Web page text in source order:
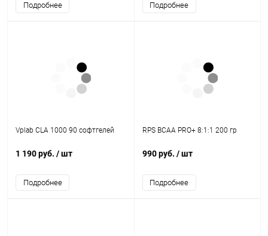
Подробнее Подробнее
Vplab CLA 1000 90 софтгелей
1 190 руб. / шт
Подробнее
RPS BCAA PRO+ 8:1:1 200 гр
990 руб. / шт
Подробнее